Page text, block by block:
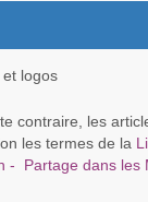
logos
contraire, les
les termes de la
- Partage dans les